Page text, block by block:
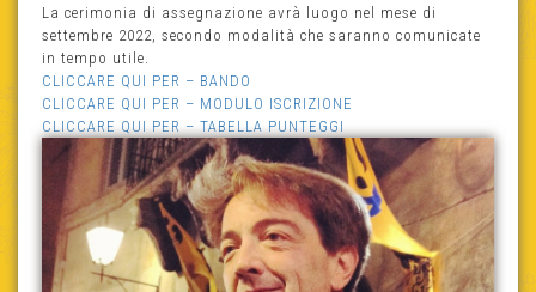
La cerimonia di assegnazione avrà luogo nel mese di
settembre 2022, secondo modalità che saranno comunicate
in tempo utile.
CLICCARE QUI PER – BANDO
CLICCARE QUI PER – MODULO ISCRIZIONE
CLICCARE QUI PER – TABELLA PUNTEGGI